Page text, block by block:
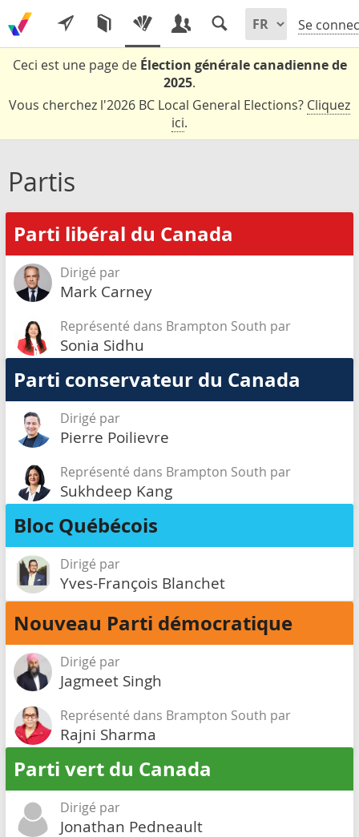
Se
Ceci est une page de Élection générale canadienne de
2025.
Vous cherchez l'2026 BC Local General Elections? Cliquez
ici.
Partis
Parti libéral du Canada
Dirigé par
Mark Carney
Représenté dans Brampton South par
Sonia Sidhu
Parti conservateur du Canada
Dirigé par
Pierre Poilievre
Représenté dans Brampton South par
Sukhdeep Kang
Bloc Québécois
Dirigé par
Yves-François Blanchet
Nouveau Parti démocratique
Dirigé par
Jagmeet Singh
Représenté dans Brampton South par
Rajni Sharma
Parti vert du Canada
Dirigé par
Jonathan Pedneault